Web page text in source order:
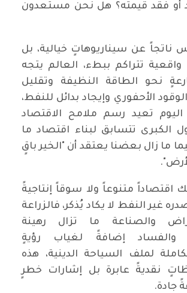
أو فقد قيمته؟ هل نحن مستعدون
ناتجاً عن سيناريوهاتٍ خيالية، بل
تتراكم ببطء، العالم يتجه
نحو الطاقة النظيفة وتقليل
الأحفوري وإيجاد بدائل للنفط،
اليوم تعيد رسم ملامح الاقتصاد
الكبرى تتسابق لبناء اقتصاد ما
ما زال بعضنا يعتقد أن "الخير باقٍ
اقتصاداً متنوعاً ولا سوقاً إنتاجيةً
غير النفط لا يكاد يُذكر، فالزراعة
والصناعة ما تزال رهينة
والفساد إضافةً لغياب رؤيةٍ
لملف السياحة الدينية، هذه
نقديةً عابرة بل إشارات خطرٍ
جادة.